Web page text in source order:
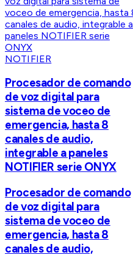
NOTIFIER
Procesador de comando
de voz digital para
sistema de voceo de
emergencia, hasta 8
canales de audio,
integrable a paneles
NOTIFIER serie ONYX
Procesador de comando
de voz digital para
sistema de voceo de
emergencia, hasta 8
canales de audio,